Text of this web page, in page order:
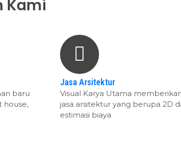
Kami
baru
house,
Jasa Arsitektur
Visual Karya Utama
jasa arsitektur yang berupa 2D
estimasi biaya